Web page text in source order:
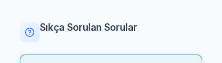
Sıkça Sorulan Sorular